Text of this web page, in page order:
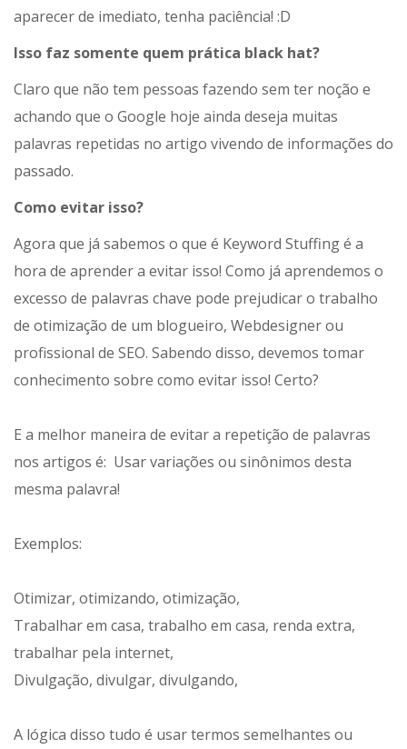
aparecer de imediato, tenha paciência! :D
Isso faz somente quem prática black hat?
Claro que não tem pessoas fazendo sem ter noção e
achando que o Google hoje ainda deseja muitas
palavras repetidas no artigo vivendo de informações do
passado.
Como evitar isso?
Agora que já sabemos o que é Keyword Stuffing é a
hora de aprender a evitar isso! Como já aprendemos o
excesso de palavras chave pode prejudicar o trabalho
de otimização de um blogueiro, Webdesigner ou
profissional de SEO. Sabendo disso, devemos tomar
conhecimento sobre como evitar isso! Certo?
E a melhor maneira de evitar a repetição de palavras
nos artigos é: Usar variações ou sinônimos desta
mesma palavra!
Exemplos:
Otimizar, otimizando, otimização,
Trabalhar em casa, trabalho em casa, renda extra,
trabalhar pela internet,
Divulgação, divulgar, divulgando,
A lógica disso tudo é usar termos semelhantes ou